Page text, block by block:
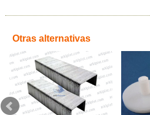
Otras alternativas